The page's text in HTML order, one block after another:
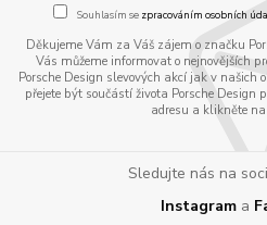
Souhlasím se zpracováním osobních
Děkujeme Vám za Váš zájem o značku
Vás můžeme informovat o nejnovějších
Porsche Design slevových akcí jak v našich
přejete být součástí života Porsche Design
adresu a klikněte
Sledujte nás na
Instagram a